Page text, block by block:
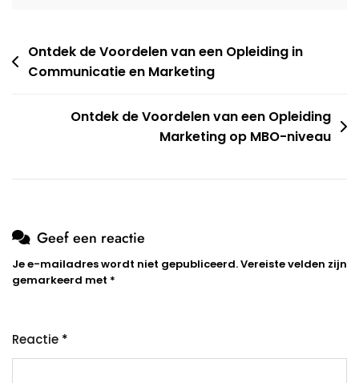
Berichtnavigatie
Ontdek de Voordelen van een Opleiding in
Communicatie en Marketing
Ontdek de Voordelen van een Opleiding
Marketing op MBO-niveau
Geef een reactie
Je e-mailadres wordt niet gepubliceerd.Vereiste velden zijn
gemarkeerd met *
Reactie *